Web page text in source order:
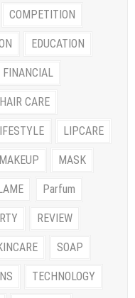
COMPETITION
EDUCATION
FINANCIAL
HAIR CARE
LIPCARE
MAKEUP MASK
Parfum
REVIEW
SOAP
TECHNOLOGY